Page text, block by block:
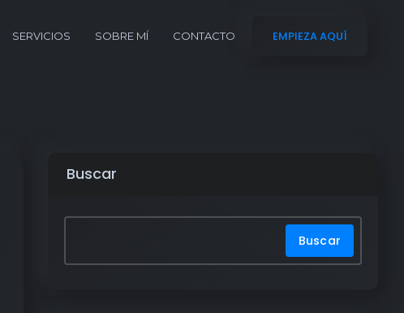
SERVICIOS SOBRE MÍ CONTACTO EMPIEZA AQUÍ
Buscar
Buscar